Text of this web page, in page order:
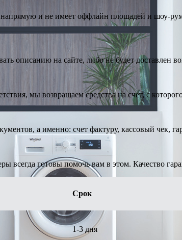
и не имеет оффлайн площадей и шоу-
описанию на сайте, либо не будет доставлен
мы возвращаем средства на счет, с
а именно: счет фактуру, кассовый чек,
всегда готовы помочь вам в этом. Качество
Срок
1-3 дня